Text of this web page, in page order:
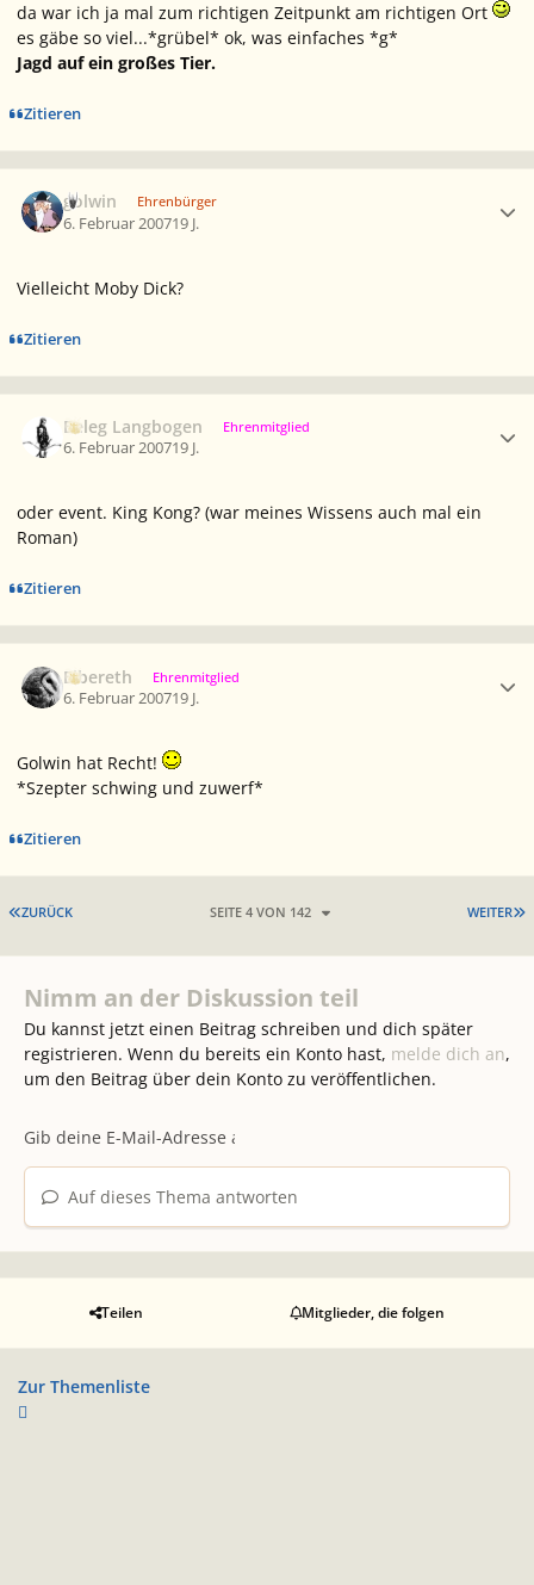
da war ich ja mal zum richtigen Zeitpunkt am richtigen Ort
es gäbe so viel...*grübel* ok, was einfaches *g*
Jagd auf ein großes Tier.
Zitieren
golwin Ehrenbürger
6. Februar 200719 J.
Vielleicht Moby Dick?
Zitieren
Beleg Langbogen Ehrenmitglied
6. Februar 200719 J.
oder event. King Kong? (war meines Wissens auch mal ein
Roman)
Zitieren
Elbereth Ehrenmitglied
6. Februar 200719 J.
Golwin hat Recht!
*Szepter schwing und zuwerf*
Zitieren
ERSTE SEITE
ZURÜCK WEITER
SEITE 4 VON 142
Nimm an der Diskussion teil
Du kannst jetzt einen Beitrag schreiben und dich später
registrieren. Wenn du bereits ein Konto hast, melde dich an,
um den Beitrag über dein Konto zu veröffentlichen.
Auf dieses Thema antworten
Teilen Mitglieder, die folgen
Zur Themenliste